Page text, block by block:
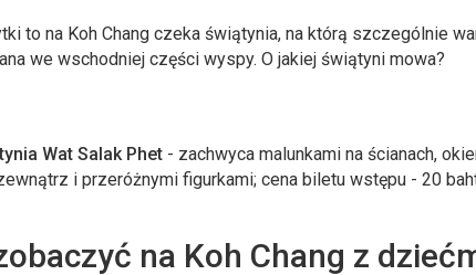
to na Koh Chang czeka świątynia, na którą szczególnie
we wschodniej części wyspy. O jakiej świątyni mowa?
Wat Salak Phet - zachwyca malunkami na ścianach,
i przeróżnymi figurkami; cena biletu wstępu - 20
na Koh Chang z